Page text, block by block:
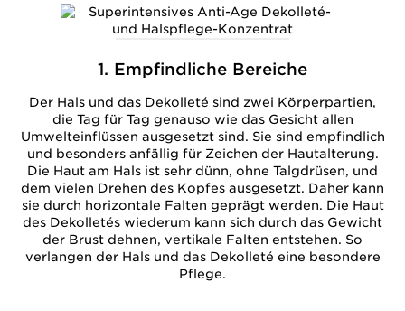
1. Empfindliche Bereiche
Der Hals und das Dekolleté sind zwei Körperpartien,
die Tag für Tag genauso wie das Gesicht allen
Umwelteinflüssen ausgesetzt sind. Sie sind empfindlich
und besonders anfällig für Zeichen der Hautalterung.
Die Haut am Hals ist sehr dünn, ohne Talgdrüsen, und
dem vielen Drehen des Kopfes ausgesetzt. Daher kann
sie durch horizontale Falten geprägt werden. Die Haut
des Dekolletés wiederum kann sich durch das Gewicht
der Brust dehnen, vertikale Falten entstehen. So
verlangen der Hals und das Dekolleté eine besondere
Pflege.